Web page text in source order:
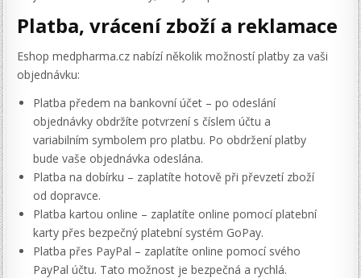
Platba, vrácení zboží a reklamace
Eshop medpharma.cz nabízí několik možností platby za vaši
objednávku:
Platba předem na bankovní účet – po odeslání
objednávky obdržíte potvrzení s číslem účtu a
variabilním symbolem pro platbu. Po obdržení platby
bude vaše objednávka odeslána.
Platba na dobírku – zaplatíte hotově při převzetí zboží
od dopravce.
Platba kartou online – zaplatíte online pomocí platební
karty přes bezpečný platební systém GoPay.
Platba přes PayPal – zaplatíte online pomocí svého
PayPal účtu. Tato možnost je bezpečná a rychlá.